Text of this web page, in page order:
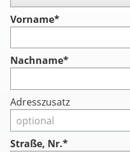
Vorname*
Nachname*
Adresszusatz
Straße, Nr.*